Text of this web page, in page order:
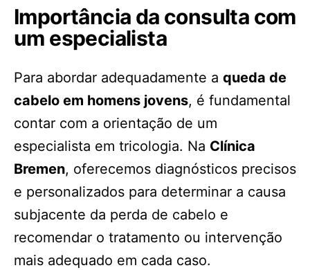
Importância da consulta com
um especialista
Para abordar adequadamente a queda de
cabelo em homens jovens, é fundamental
contar com a orientação de um
especialista em tricologia. Na Clínica
Bremen, oferecemos diagnósticos precisos
e personalizados para determinar a causa
subjacente da perda de cabelo e
recomendar o tratamento ou intervenção
mais adequado em cada caso.